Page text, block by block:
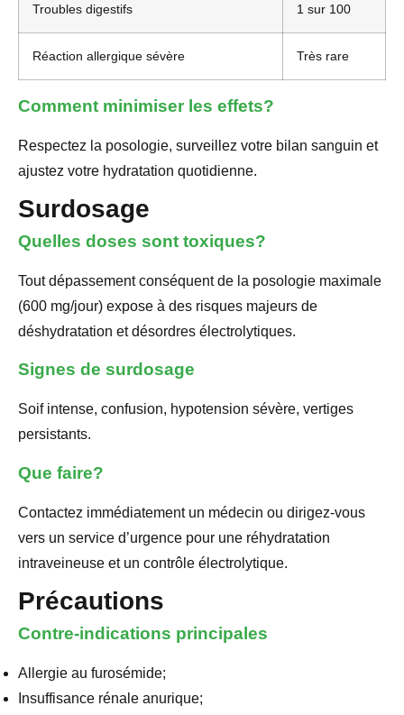
Troubles digestifs 1 sur 100
Réaction allergique sévère Très rare
Comment minimiser les effets?
Respectez la posologie, surveillez votre bilan sanguin et
ajustez votre hydratation quotidienne.
Surdosage
Quelles doses sont toxiques?
Tout dépassement conséquent de la posologie maximale
(600 mg/jour) expose à des risques majeurs de
déshydratation et désordres électrolytiques.
Signes de surdosage
Soif intense, confusion, hypotension sévère, vertiges
persistants.
Que faire?
Contactez immédiatement un médecin ou dirigez-vous
vers un service d’urgence pour une réhydratation
intraveineuse et un contrôle électrolytique.
Précautions
Contre-indications principales
Allergie au furosémide;
Insuffisance rénale anurique;